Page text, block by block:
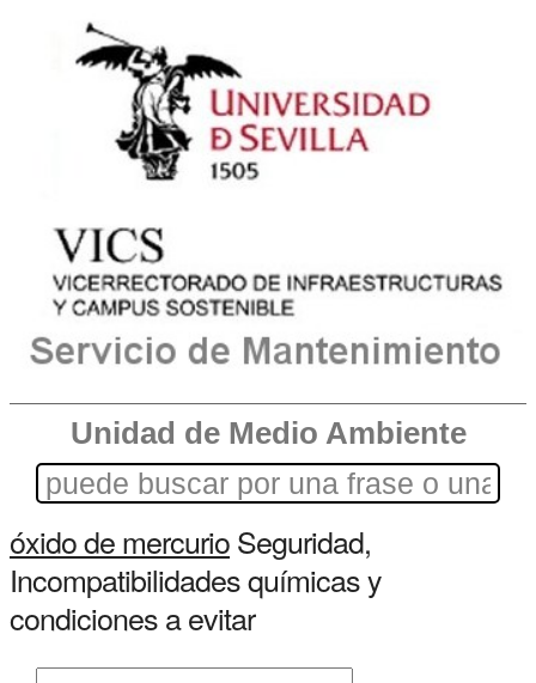
Unidad de Medio Ambiente
óxido de mercurioSeguridad,
Incompatibilidades químicas y
condiciones a evitar